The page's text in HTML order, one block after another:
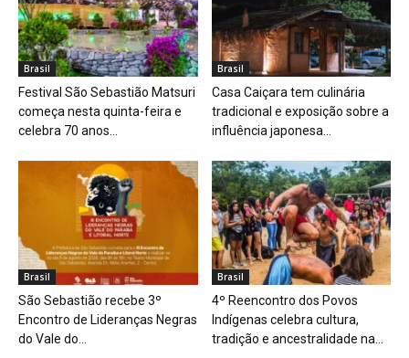
Brasil
Festival São Sebastião Matsuri
começa nesta quinta-feira e
celebra 70 anos...
Brasil
Casa Caiçara tem culinária
tradicional e exposição sobre a
influência japonesa...
Brasil
São Sebastião recebe 3º
Encontro de Lideranças Negras
do Vale do...
Brasil
4º Reencontro dos Povos
Indígenas celebra cultura,
tradição e ancestralidade na...